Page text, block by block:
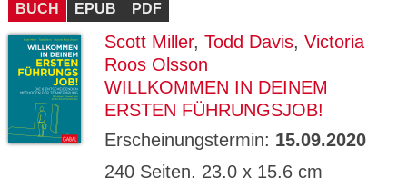
BUCH EPUB PDF
Scott Miller, Todd Davis, Victoria
Roos Olsson
WILLKOMMEN IN DEINEM
ERSTEN FÜHRUNGSJOB!
Erscheinungstermin: 15.09.2020
240 Seiten, 23,0 x 15,6 cm